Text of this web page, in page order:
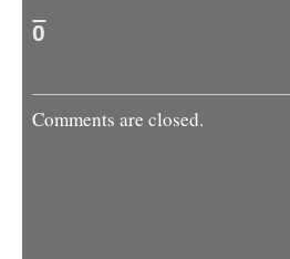
0
Comments are closed.